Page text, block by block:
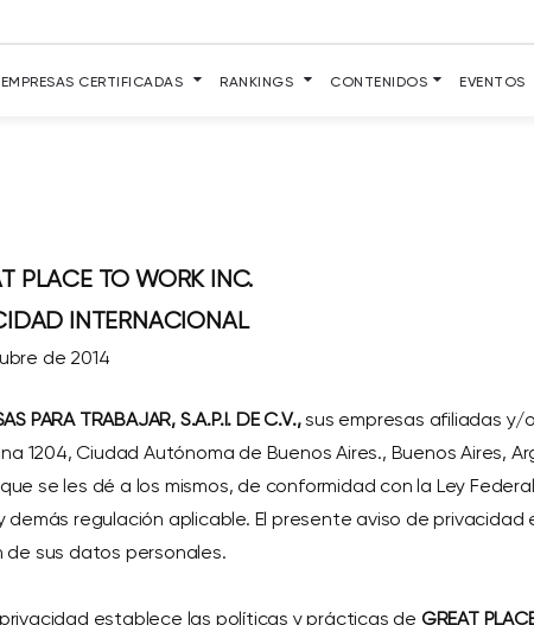
EMPRESAS CERTIFICADAS RANKINGS CONTENIDOS EVENTOS
PLACE TO WORK INC.
INTERNACIONAL
de 2014
PARA TRABAJAR, S.A.P.I. DE C.V.,sus empresas afiliadas y/o
1204,Ciudad Autónoma de Buenos Aires., Buenos Aires,
se les dé a los mismos, de conformidad con la Ley
demás regulación aplicable. El presente aviso de
de sus datos personales.
establece las políticas y prácticas de GREAT